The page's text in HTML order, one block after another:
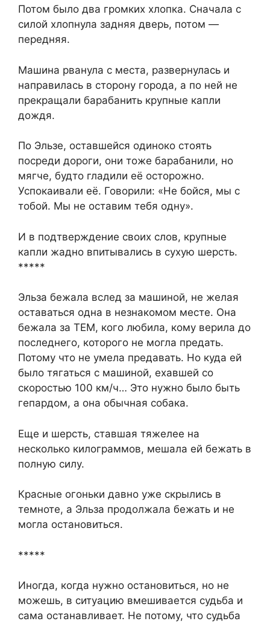
Потом было два громких хлопка. Сначала с
силой хлопнула задняя дверь, потом —
передняя.
Машина рванула с места, развернулась и
направилась в сторону города, а по ней не
прекращали барабанить крупные капли
дождя.
По Эльзе, оставшейся одиноко стоять
посреди дороги, они тоже барабанили, но
мягче, будто гладили её осторожно.
Успокаивали её. Говорили: «Не бойся, мы с
тобой. Мы не оставим тебя одну».
И в подтверждение своих слов, крупные
капли жадно впитывались в сухую шерсть.
*****
Эльза бежала вслед за машиной, не желая
оставаться одна в незнакомом месте. Она
бежала за ТЕМ, кого любила, кому верила до
последнего, которого не могла предать.
Потому что не умела предавать. Но куда ей
было тягаться с машиной, ехавшей со
скоростью 100 км/ч… Это нужно было быть
гепардом, а она обычная собака.
Еще и шерсть, ставшая тяжелее на
несколько килограммов, мешала ей бежать в
полную силу.
Красные огоньки давно уже скрылись в
темноте, а Эльза продолжала бежать и не
могла остановиться.
*****
Иногда, когда нужно остановиться, но не
можешь, в ситуацию вмешивается судьба и
сама останавливает. Не потому, что судьба